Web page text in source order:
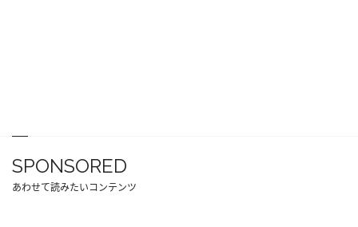
SPONSORED
あわせて読みたいコンテンツ